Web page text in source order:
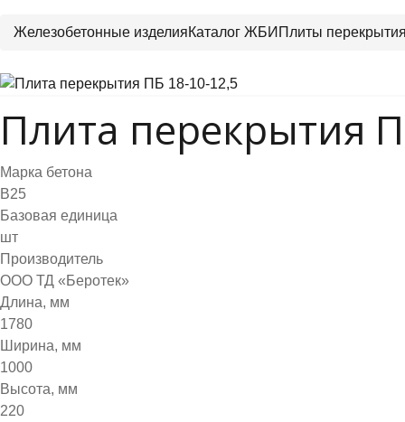
Железобетонные изделияКаталог ЖБИ Плиты
Плита перекрытия
Марка бетона
B25
Базовая единица
шт
Производитель
ООО ТД «Беротек»
Длина, мм
1780
Ширина, мм
1000
Высота, мм
220